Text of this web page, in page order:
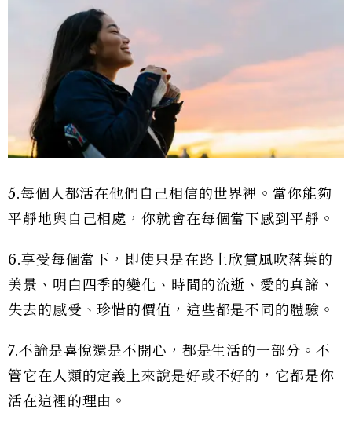
5.每個人都活在他們自己相信的世界裡。當你能夠
平靜地與自己相處，你就會在每個當下感到平靜。
6.享受每個當下，即使只是在路上欣賞風吹落葉的
美景、明白四季的變化、時間的流逝、愛的真諦、
失去的感受、珍惜的價值，這些都是不同的體驗。
7.不論是喜悅還是不開心，都是生活的一部分。不
管它在人類的定義上來說是好或不好的，它都是你
活在這裡的理由。